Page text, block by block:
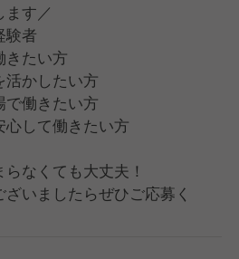
ます／
験者
たい方
かしたい方
働きたい方
して働きたい方
なくても大丈夫！
いましたらぜひご応募く